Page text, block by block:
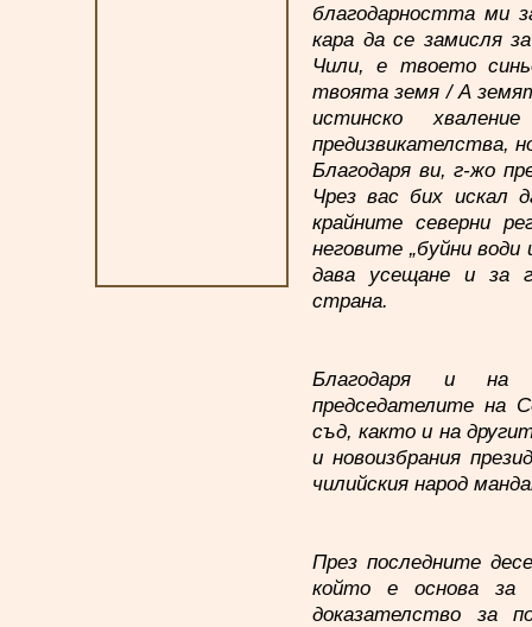
благодарността ми
кара да се замисля
Чили, е твоето
твоята земя / А
истинско
предизвикателства,
Благодаря ви, г-жо
Чрез вас бих искал
крайните северни
неговите „буйни
дава усещане и за
страна.
Благодаря и на
председателите на
съд, както и на
и новоизбрания
чилийския народ
През последните
който е основа за
доказателство за